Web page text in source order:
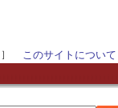
］ このサイトについて